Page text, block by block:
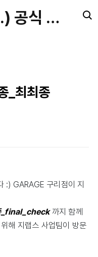
지랩스(g-labs.) 공식 블로그
_최최종
:) GARAGE 구리점이 지
_final_check까지 함께
해 지랩스 사업팀이 방문